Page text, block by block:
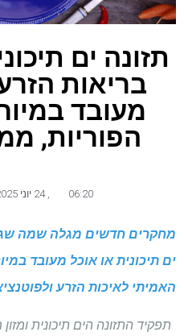
תזונה ים
בריאות
מעובד
הפוריות,
06:20 24 יוני 2025
מחקרים חדשים מגלה שמה
ים תיכונית או אוכל מעובד
האמיתי לאיכות הזרע
תפקיד התזונה הים תיכונית